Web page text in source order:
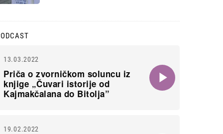
13.03.2022
Priča o zvorničkom soluncu iz
knjige „Čuvari istorije od
Kajmakčalana do Bitolja”
19.02.2022